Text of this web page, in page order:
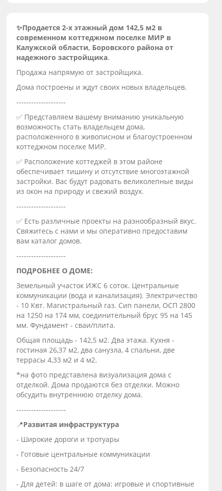
✨Продается 2-х этажный дом 142,5 м2 в
современном коттеджном поселке МИР в
Калужской области, Боровского района от
надежного застройщика.
Продажа напрямую от застройщика.
Дома построены и ждут своих новых владельцев.
--------------------
✅ Представляем вашему вниманию уникальную
возможность стать владельцем дома,
расположенного в живописном и благоустроенном
коттеджном поселке МИР.
✅ Расположение коттеджей в этом районе
обеспечивает тишину и отсутствие многоэтажной
застройки. Вас будут радовать великолепные виды
из окон на природу и свежий воздух.
--------------------
✅ Есть различные проекты на разнообразный вкус.
Свяжитесь с нами и мы оперативно предоставим
вам каталог домов.
--------------------
ПОДРОБНЕЕ О ДОМЕ:
Земельный участок ИЖС 6 соток. Центральные
коммуникации (вода и канализация). Электричество
- 10 Квт. Магистральный газ. Сип панели, ОСП 2800
на 1250 на 174 мм, соединительный брус 95 на 145
мм. Фундамент - сваи/плита.
Общая площадь - 142,5 м2. Два этажа. Кухня -
гостиная 26,37 м2, два санузла, 4 спальни, две
террасы 4,33 м2 и 4 м2.
*на фото представлена визуализация дома с
отделкой. Дома продаются без отделки. Можно
обсудить внутреннюю отделку дома.
--------------------
📍Развитая инфраструктура
- Широкие дороги и тротуары
- Готовые центральные коммуникации
- Безопасность 24/7
- Для детей: в шаге от дома: игровые и спортивные